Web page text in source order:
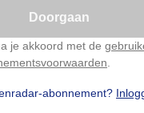
Doorgaan
je akkoord met de
abonnement?
niet, misschien later
en wil je niet elke dag
hierom dit aan te passen